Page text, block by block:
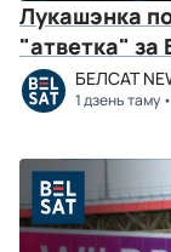
Лукашэнка
"атветка" за
БЕЛСАТ
1 дзень таму